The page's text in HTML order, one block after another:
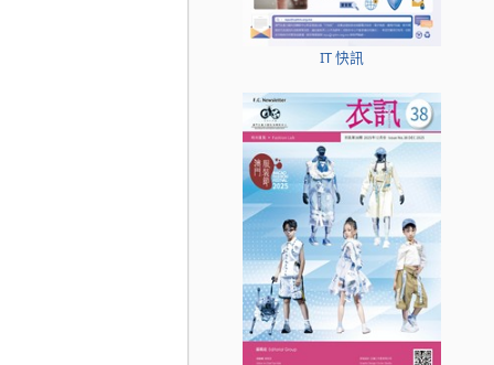
IT 快訊